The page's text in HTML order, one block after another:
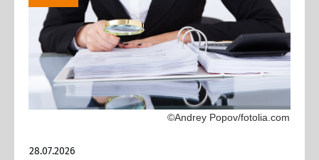
©Andrey Popov/fotolia.com
28.07.2026